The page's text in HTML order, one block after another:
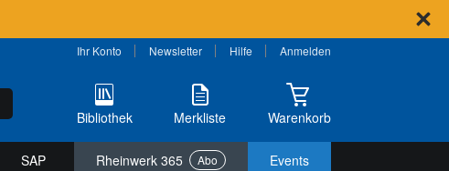
Ihr Konto Newsletter Hilfe Anmelden
Bibliothek Merkliste Warenkorb
SAP Rheinwerk 365 Abo Events